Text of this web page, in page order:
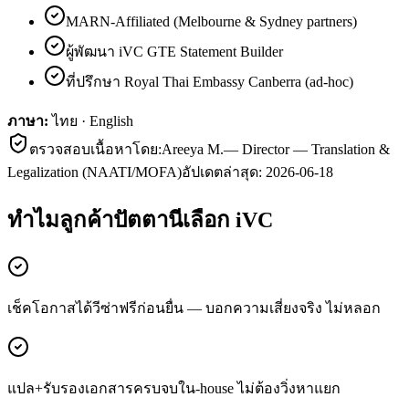
MARN-Affiliated (Melbourne & Sydney partners)
ผู้พัฒนา iVC GTE Statement Builder
ที่ปรึกษา Royal Thai Embassy Canberra (ad-hoc)
ภาษา: ไทย · English
ตรวจสอบเนื้อหาโดย:Areeya M.— Director — Translation &
Legalization (NAATI/MOFA)อัปเดตล่าสุด: 2026-06-18
ทำไมลูกค้าปัตตานีเลือก iVC
เช็คโอกาสได้วีซ่าฟรีก่อนยื่น — บอกความเสี่ยงจริง ไม่หลอก
แปล+รับรองเอกสารครบจบใน-house ไม่ต้องวิ่งหาแยก